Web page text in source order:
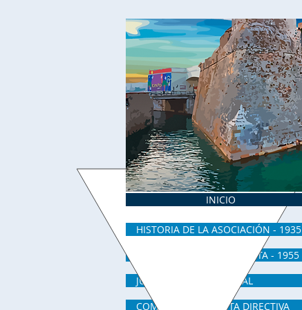
CENTRO GALLEGO DE CEUTA - 1955
JUNTA DIRECTIVA ACTUAL
COMUNICADOS JUNTA DIRECTIVA
INICIO
HISTORIA DE LA ASOCIACIÓN - 1935